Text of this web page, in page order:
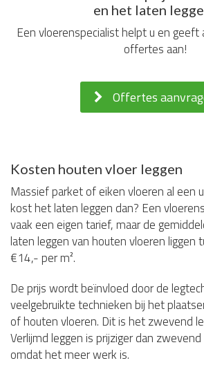
en het laten
Een vloerenspecialist helpt u en geeft
offertes aan!
Offertes
Kosten houten vloer leggen
Massief parket of eiken vloeren al een
kost het laten leggen dan? Een
vaak een eigen tarief, maar de
laten leggen van houten vloeren liggen
€14,- per m².
De prijs wordt beïnvloed door de
veelgebruikte technieken bij het
of houten vloeren. Dit is het zwevend
Verlijmd leggen is prijziger dan
omdat het meer werk is.